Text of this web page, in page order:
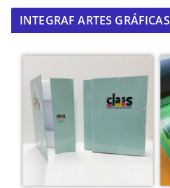
INTEGRAF ARTES GRÁFICAS